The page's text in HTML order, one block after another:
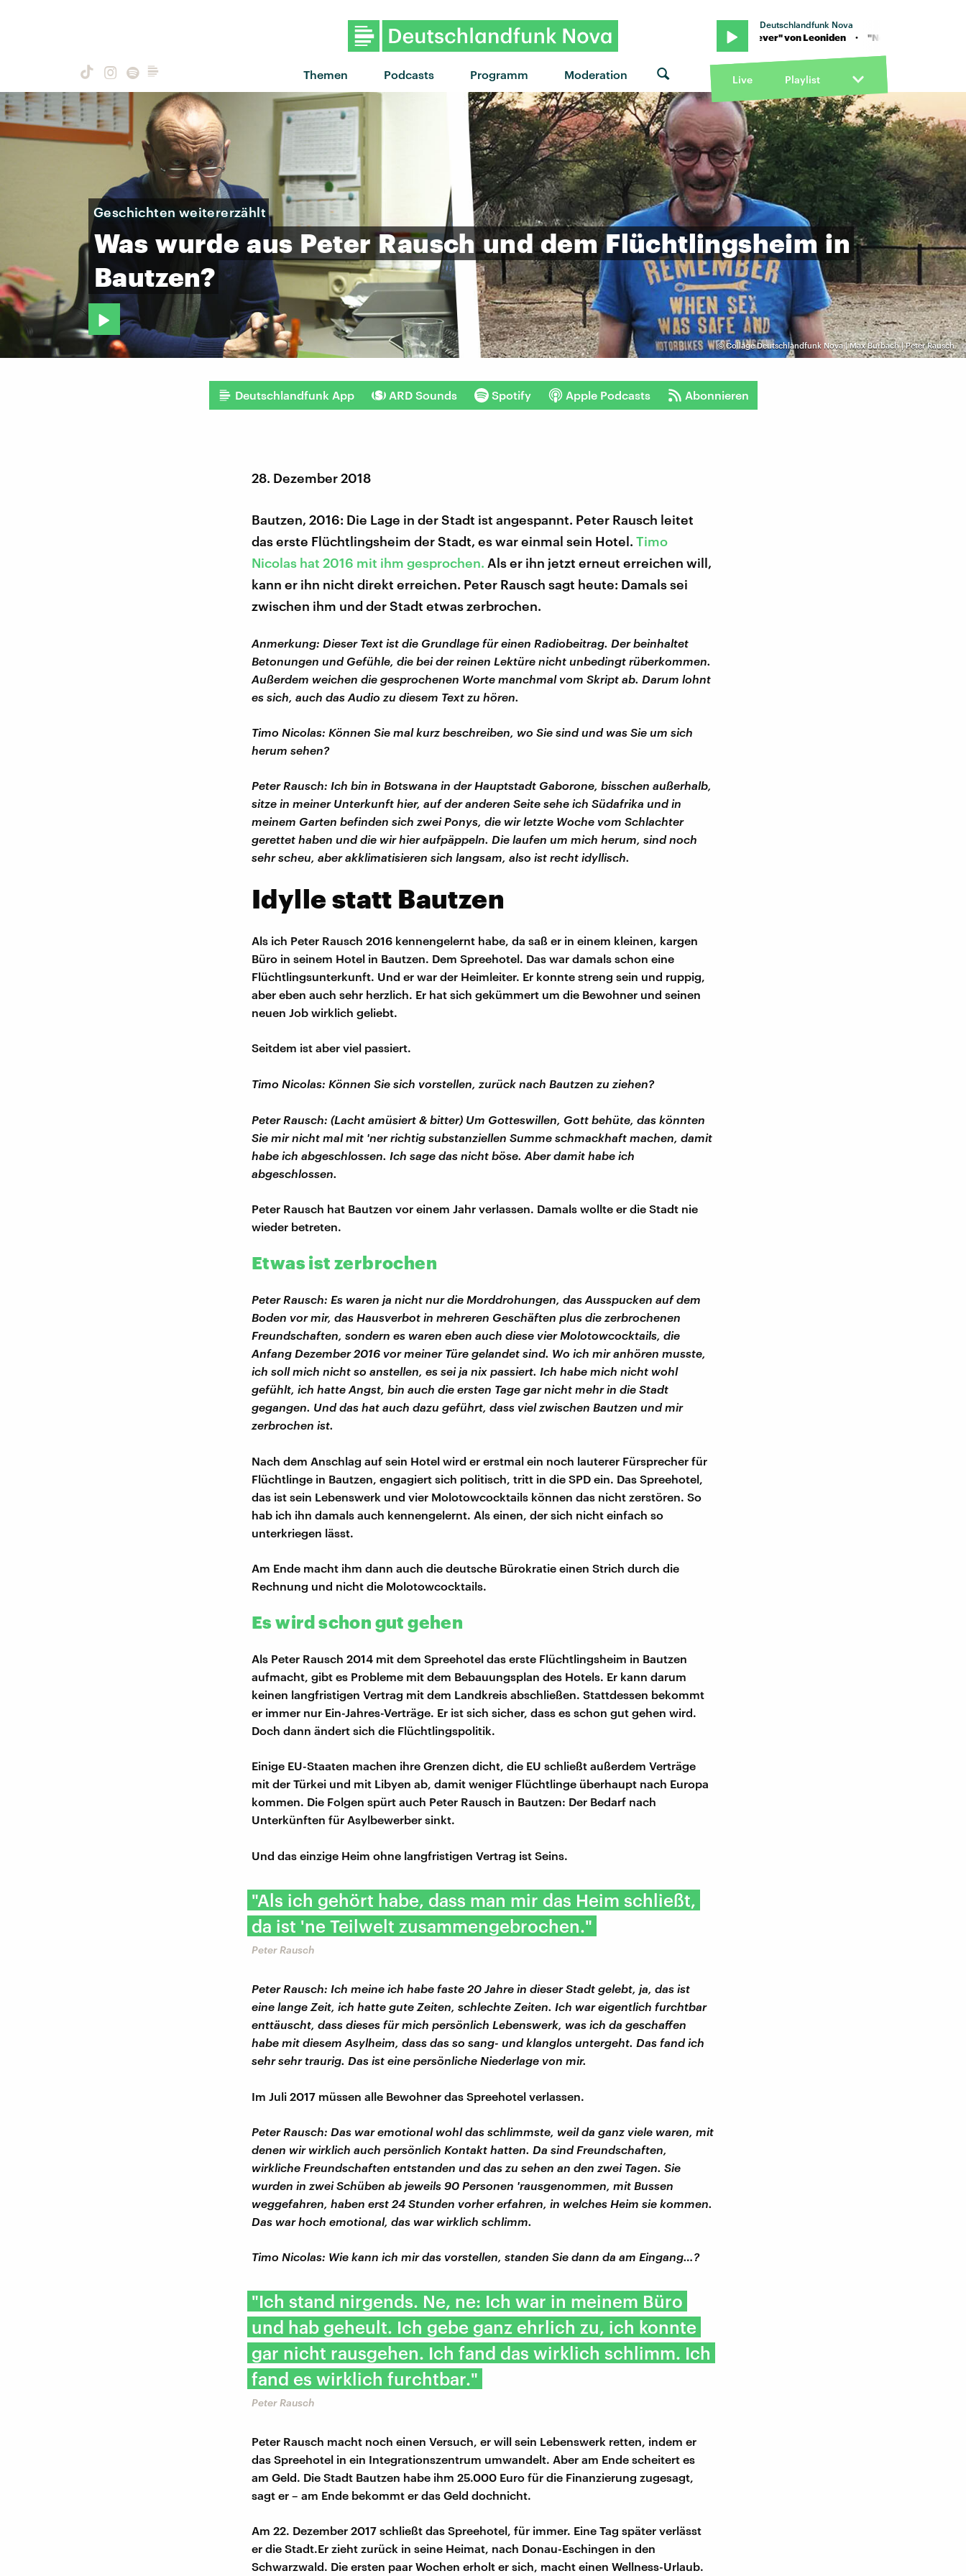
Themen Podcasts Programm Moderation
Deutschlandfunk Nova
"Never never" von Leoniden · "Never never" von Leoniden · "Never never" von Leoniden
Live Playlist
©Collage Deutschlandfunk Nova | Max Burbach | Peter Rausch
Geschichten weitererzählt
Was wurde aus Peter Rausch und dem Flüchtlingsheim in
Bautzen?
Deutschlandfunk App ARD Sounds Spotify Apple Podcasts Abonnieren
28. Dezember 2018
Bautzen, 2016: Die Lage in der Stadt ist angespannt. Peter Rausch leitet
das erste Flüchtlingsheim der Stadt, es war einmal sein Hotel. Timo
Nicolas hat 2016 mit ihm gesprochen. Als er ihn jetzt erneut erreichen will,
kann er ihn nicht direkt erreichen. Peter Rausch sagt heute: Damals sei
zwischen ihm und der Stadt etwas zerbrochen.
Anmerkung: Dieser Text ist die Grundlage für einen Radiobeitrag. Der beinhaltet
Betonungen und Gefühle, die bei der reinen Lektüre nicht unbedingt rüberkommen.
Außerdem weichen die gesprochenen Worte manchmal vom Skript ab. Darum lohnt
es sich, auch das Audio zu diesem Text zu hören.
Timo Nicolas: Können Sie mal kurz beschreiben, wo Sie sind und was Sie um sich
herum sehen?
Peter Rausch: Ich bin in Botswana in der Hauptstadt Gaborone, bisschen außerhalb,
sitze in meiner Unterkunft hier, auf der anderen Seite sehe ich Südafrika und in
meinem Garten befinden sich zwei Ponys, die wir letzte Woche vom Schlachter
gerettet haben und die wir hier aufpäppeln. Die laufen um mich herum, sind noch
sehr scheu, aber akklimatisieren sich langsam, also ist recht idyllisch.
Idylle statt Bautzen
Als ich Peter Rausch 2016 kennengelernt habe, da saß er in einem kleinen, kargen
Büro in seinem Hotel in Bautzen. Dem Spreehotel. Das war damals schon eine
Flüchtlingsunterkunft. Und er war der Heimleiter. Er konnte streng sein und ruppig,
aber eben auch sehr herzlich. Er hat sich gekümmert um die Bewohner und seinen
neuen Job wirklich geliebt.
Seitdem ist aber viel passiert.
Timo Nicolas: Können Sie sich vorstellen, zurück nach Bautzen zu ziehen?
Peter Rausch: (Lacht amüsiert & bitter) Um Gotteswillen, Gott behüte, das könnten
Sie mir nicht mal mit 'ner richtig substanziellen Summe schmackhaft machen, damit
habe ich abgeschlossen. Ich sage das nicht böse. Aber damit habe ich
abgeschlossen.
Peter Rausch hat Bautzen vor einem Jahr verlassen. Damals wollte er die Stadt nie
wieder betreten.
Etwas ist zerbrochen
Peter Rausch: Es waren ja nicht nur die Morddrohungen, das Ausspucken auf dem
Boden vor mir, das Hausverbot in mehreren Geschäften plus die zerbrochenen
Freundschaften, sondern es waren eben auch diese vier Molotowcocktails, die
Anfang Dezember 2016 vor meiner Türe gelandet sind. Wo ich mir anhören musste,
ich soll mich nicht so anstellen, es sei ja nix passiert. Ich habe mich nicht wohl
gefühlt, ich hatte Angst, bin auch die ersten Tage gar nicht mehr in die Stadt
gegangen. Und das hat auch dazu geführt, dass viel zwischen Bautzen und mir
zerbrochen ist.
Nach dem Anschlag auf sein Hotel wird er erstmal ein noch lauterer Fürsprecher für
Flüchtlinge in Bautzen, engagiert sich politisch, tritt in die SPD ein. Das Spreehotel,
das ist sein Lebenswerk und vier Molotowcocktails können das nicht zerstören. So
hab ich ihn damals auch kennengelernt. Als einen, der sich nicht einfach so
unterkriegen lässt.
Am Ende macht ihm dann auch die deutsche Bürokratie einen Strich durch die
Rechnung und nicht die Molotowcocktails.
Es wird schon gut gehen
Als Peter Rausch 2014 mit dem Spreehotel das erste Flüchtlingsheim in Bautzen
aufmacht, gibt es Probleme mit dem Bebauungsplan des Hotels. Er kann darum
keinen langfristigen Vertrag mit dem Landkreis abschließen. Stattdessen bekommt
er immer nur Ein-Jahres-Verträge. Er ist sich sicher, dass es schon gut gehen wird.
Doch dann ändert sich die Flüchtlingspolitik.
Einige EU-Staaten machen ihre Grenzen dicht, die EU schließt außerdem Verträge
mit der Türkei und mit Libyen ab, damit weniger Flüchtlinge überhaupt nach Europa
kommen. Die Folgen spürt auch Peter Rausch in Bautzen: Der Bedarf nach
Unterkünften für Asylbewerber sinkt.
Und das einzige Heim ohne langfristigen Vertrag ist Seins.
"Als ich gehört habe, dass man mir das Heim schließt,
da ist 'ne Teilwelt zusammengebrochen."
Peter Rausch
Peter Rausch: Ich meine ich habe faste 20 Jahre in dieser Stadt gelebt, ja, das ist
eine lange Zeit, ich hatte gute Zeiten, schlechte Zeiten. Ich war eigentlich furchtbar
enttäuscht, dass dieses für mich persönlich Lebenswerk, was ich da geschaffen
habe mit diesem Asylheim, dass das so sang- und klanglos untergeht. Das fand ich
sehr sehr traurig. Das ist eine persönliche Niederlage von mir.
Im Juli 2017 müssen alle Bewohner das Spreehotel verlassen.
Peter Rausch: Das war emotional wohl das schlimmste, weil da ganz viele waren, mit
denen wir wirklich auch persönlich Kontakt hatten. Da sind Freundschaften,
wirkliche Freundschaften entstanden und das zu sehen an den zwei Tagen. Sie
wurden in zwei Schüben ab jeweils 90 Personen 'rausgenommen, mit Bussen
weggefahren, haben erst 24 Stunden vorher erfahren, in welches Heim sie kommen.
Das war hoch emotional, das war wirklich schlimm.
Timo Nicolas: Wie kann ich mir das vorstellen, standen Sie dann da am Eingang…?
"Ich stand nirgends. Ne, ne: Ich war in meinem Büro
und hab geheult. Ich gebe ganz ehrlich zu, ich konnte
gar nicht rausgehen. Ich fand das wirklich schlimm. Ich
fand es wirklich furchtbar."
Peter Rausch
Peter Rausch macht noch einen Versuch, er will sein Lebenswerk retten, indem er
das Spreehotel in ein Integrationszentrum umwandelt. Aber am Ende scheitert es
am Geld. Die Stadt Bautzen habe ihm 25.000 Euro für die Finanzierung zugesagt,
sagt er – am Ende bekommt er das Geld dochnicht.
Am 22. Dezember 2017 schließt das Spreehotel, für immer. Eine Tag später verlässt
er die Stadt.Er zieht zurück in seine Heimat, nach Donau-Eschingen in den
Schwarzwald. Die ersten paar Wochen erholt er sich, macht einen Wellness-Urlaub.